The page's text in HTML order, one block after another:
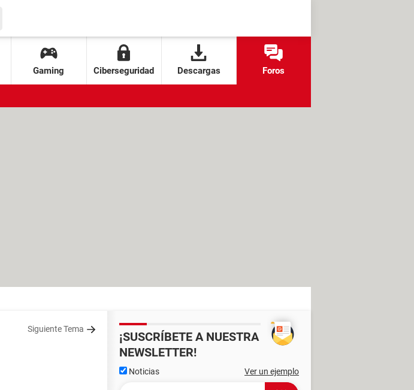
Gaming Ciberseguridad Descargas Foros
Siguiente Tema
¡SUSCRÍBETE A NUESTRA
NEWSLETTER!
Noticias Ver un ejemplo